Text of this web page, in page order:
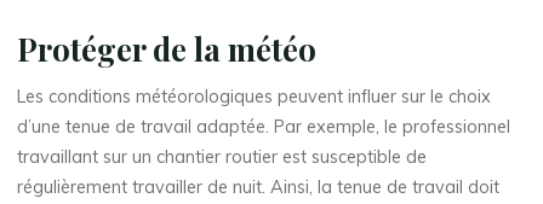
Protéger de la météo
Les conditions météorologiques peuvent influer sur le choix
d’une tenue de travail adaptée. Par exemple, le professionnel
travaillant sur un chantier routier est susceptible de
régulièrement travailler de nuit. Ainsi, la tenue de travail doit